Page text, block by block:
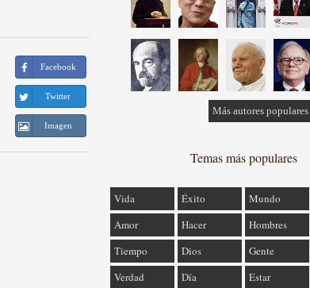
Facebook
Twitter
Imagen
Más autores populares
Temas más populares
Vida Éxito Mundo
Amor
Hacer Hombres
Tiempo
Dios Gente
Verdad
Día Estar